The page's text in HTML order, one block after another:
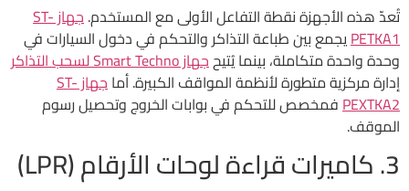
تُعدّ هذه الأجهزة نقطة التفاعل الأولى مع المستخدم.
جهاز ST-
PETKA1يجمع بين طباعة التذاكر والتحكم في دخول السيارات في
وحدة واحدة متكاملة، بينما يُتيحجهاز Smart Techno لسحب التذاكر
إدارة مركزية متطورة لأنظمة المواقف الكبيرة. أما
جهاز ST-
PEXTKA2فمخصص للتحكم في بوابات الخروج وتحصيل رسوم
الموقف.
3. كاميرات قراءة لوحات الأرقام (LPR)